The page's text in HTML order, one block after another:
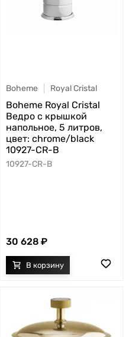
Boheme Royal Cristal
Boheme Royal Cristal
Ведро с крышкой
напольное, 5 литров,
цвет: chrome/black
10927-CR-B
10927-CR-B
30 628